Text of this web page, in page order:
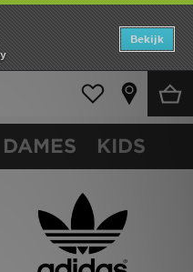
Bekijk
DAMES KIDS